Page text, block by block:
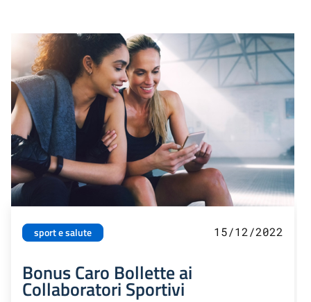
sport e salute 15/12/2022
Bonus Caro Bollette ai
Collaboratori Sportivi